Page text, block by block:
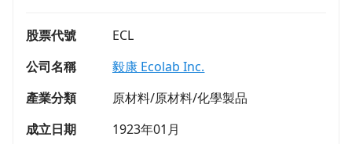
股票代號
ECL
公司名稱
毅康 Ecolab Inc.
產業分類
原材料/原材料/化學製品
成立日期
1923年01月